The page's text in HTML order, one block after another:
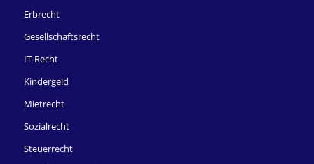
Erbrecht
Gesellschaftsrecht
IT-Recht
Kindergeld
Mietrecht
Sozialrecht
Steuerrecht